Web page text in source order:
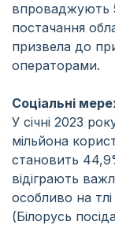
впроваджують
постачання
призвела до
операторами.
Соціальні
У січні 2023
мільйона
становить
відіграють
особливо на
(Білорусь